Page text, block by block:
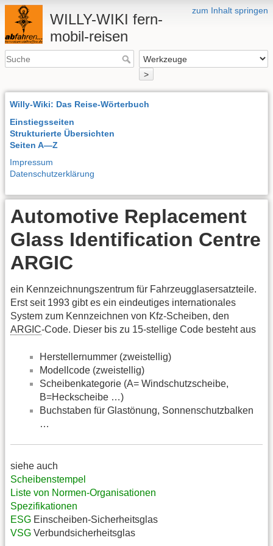
zum Inhalt springen
WILLY-WIKI fern-
mobil-reisen
>
Willy-Wiki: Das Reise-Wörterbuch
Einstiegsseiten
Strukturierte Übersichten
Seiten A—Z
Impressum
Datenschutzerklärung
Automotive Replacement
Glass Identification Centre
ARGIC
ein Kennzeichnungszentrum für Fahrzeugglasersatzteile.
Erst seit 1993 gibt es ein eindeutiges internationales
System zum Kennzeichnen von Kfz-Scheiben, den
ARGIC-Code. Dieser bis zu 15-stellige Code besteht aus
Herstellernummer (zweistellig)
Modellcode (zweistellig)
Scheibenkategorie (A= Windschutzscheibe,
B=Heckscheibe …)
Buchstaben für Glastönung, Sonnenschutzbalken
…
siehe auch
Scheibenstempel
Liste von Normen-Organisationen
Spezifikationen
ESG Einscheiben-Sicherheitsglas
VSG Verbundsicherheitsglas